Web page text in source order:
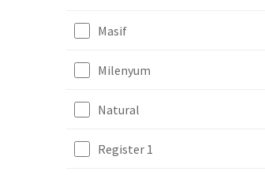
Masif
Milenyum
Natural
Register 1